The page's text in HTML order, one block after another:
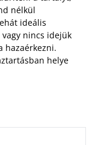
nélkül
ideális
vagy nincs idejük
hazaérkezni.
helye